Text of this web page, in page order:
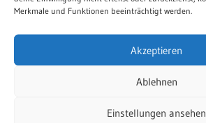
Merkmale und Funktionen beeinträchtigt werden.
Akzeptieren
Ablehnen
Einstellungen ansehen